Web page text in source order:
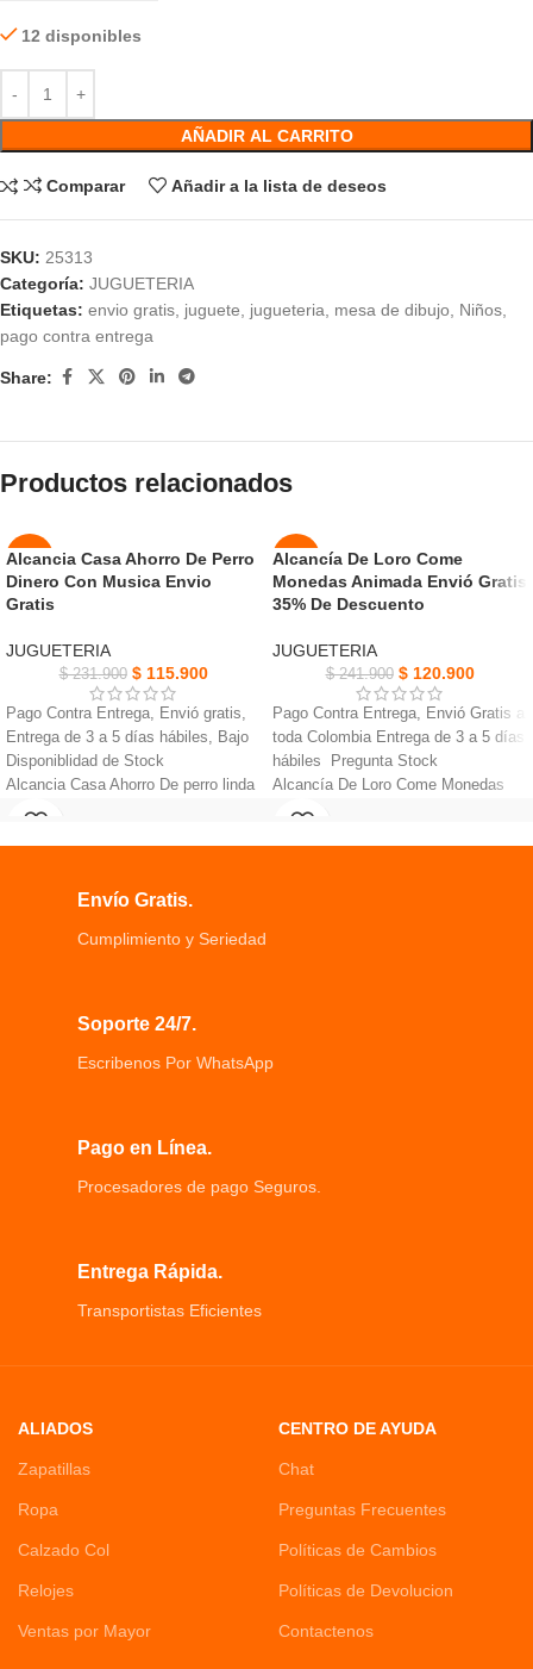
12 disponibles
AÑADIR AL CARRITO
Comparar Añadir a la lista de deseos
SKU: 25313
Categoría: JUGUETERIA
Etiquetas: envio gratis juguete jugueteria mesa de dibujo Niños
pago contra entrega
Share:
Productos relacionados
-50%
NUEVO
Alcancia Casa Ahorro De Perro
Dinero Con Musica Envio
Gratis
JUGUETERIA
$231.900 $115.900
Pago Contra Entrega, Envió gratis,
Entrega de 3 a 5 días hábiles, Bajo
Disponiblidad de Stock
Alcancia Casa Ahorro De perro linda
casa perro se escapa y coge su
manera divertida
electrica su fuente de alimentacion
-50%
NUEVO
Alcancía De Loro Come
Monedas Animada Envió Gratis
35% De Descuento
JUGUETERIA
$241.900 $120.900
Pago Contra Entrega, Envió Gratis a
toda Colombia Entrega de 3 a 5 días
hábiles Pregunta Stock
Alcancía De Loro Come Monedas
Animada, • Material: Carcasa en
Envío Gratis.
Cumplimiento y Seriedad
Soporte 24/7.
Escribenos Por WhatsApp
Pago en Línea.
Procesadores de pago Seguros.
Entrega Rápida.
Transportistas Eficientes
ALIADOS
Zapatillas
Ropa
Calzado Col
Relojes
Ventas por Mayor
CENTRO DE AYUDA
Chat
Preguntas Frecuentes
Políticas de Cambios
Políticas de Devolucion
Contactenos